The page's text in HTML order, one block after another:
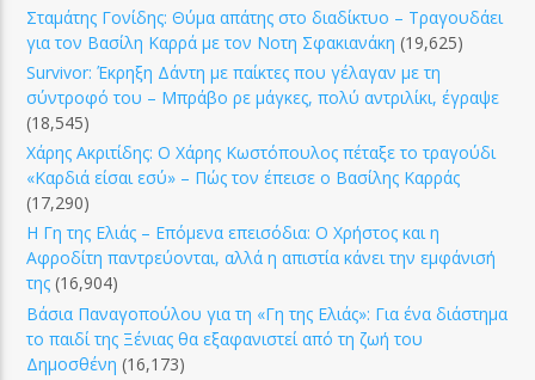
Σταμάτης Γονίδης: Θύμα απάτης στο διαδίκτυο – Τραγουδάει
για τον Βασίλη Καρρά με τον Νοτη Σφακιανάκη (19,625)
Survivor: Έκρηξη Δάντη με παίκτες που γέλαγαν με τη
σύντροφό του – Μπράβο ρε μάγκες, πολύ αντριλίκι, έγραψε
(18,545)
Χάρης Ακριτίδης: Ο Χάρης Κωστόπουλος πέταξε το τραγούδι
«Καρδιά είσαι εσύ» – Πώς τον έπεισε ο Βασίλης Καρράς
(17,290)
Η Γη της Ελιάς – Επόμενα επεισόδια: Ο Χρήστος και η
Αφροδίτη παντρεύονται, αλλά η απιστία κάνει την εμφάνισή
της (16,904)
Βάσια Παναγοπούλου για τη «Γη της Ελιάς»: Για ένα διάστημα
το παιδί της Ξένιας θα εξαφανιστεί από τη ζωή του
Δημοσθένη (16,173)